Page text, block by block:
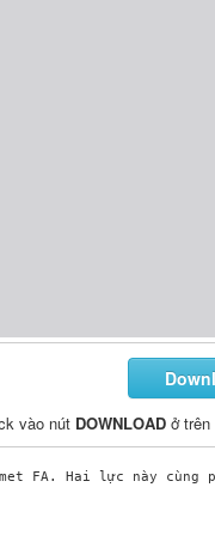
vào nút DOWNLOAD ở trên